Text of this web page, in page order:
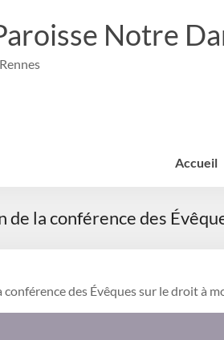
Notre
Accueil
de la conférence des
des Évêques sur le droit à